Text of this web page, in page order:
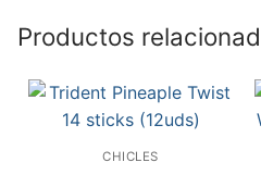
Productos
CHICLES